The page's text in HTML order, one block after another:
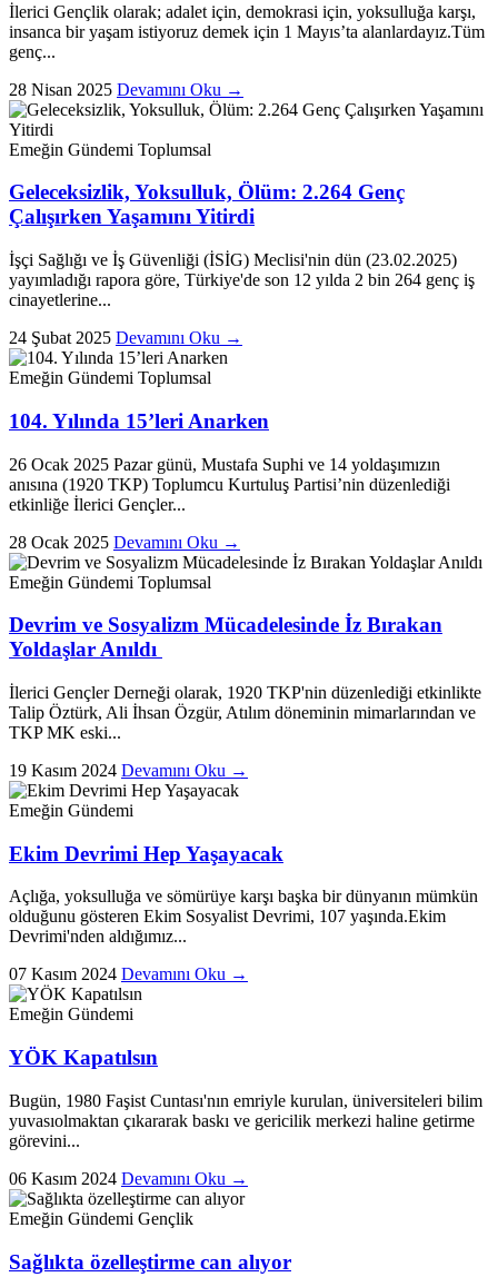
İlerici Gençlik olarak; adalet için, demokrasi için, yoksulluğa karşı,
insanca bir yaşam istiyoruz demek için 1 Mayıs’ta alanlardayız.Tüm
genç...
28 Nisan 2025 Devamını Oku →
Emeğin Gündemi Toplumsal
Geleceksizlik, Yoksulluk, Ölüm: 2.264 Genç
Çalışırken Yaşamını Yitirdi
İşçi Sağlığı ve İş Güvenliği (İSİG) Meclisi'nin dün (23.02.2025)
yayımladığı rapora göre, Türkiye'de son 12 yılda 2 bin 264 genç iş
cinayetlerine...
24 Şubat 2025 Devamını Oku →
Emeğin Gündemi Toplumsal
104. Yılında 15’leri Anarken
26 Ocak 2025 Pazar günü, Mustafa Suphi ve 14 yoldaşımızın
anısına (1920 TKP) Toplumcu Kurtuluş Partisi’nin düzenlediği
etkinliğe İlerici Gençler...
28 Ocak 2025 Devamını Oku →
Emeğin Gündemi Toplumsal
Devrim ve Sosyalizm Mücadelesinde İz Bırakan
Yoldaşlar Anıldı
İlerici Gençler Derneği olarak, 1920 TKP'nin düzenlediği etkinlikte
Talip Öztürk, Ali İhsan Özgür, Atılım döneminin mimarlarından ve
TKP MK eski...
19 Kasım 2024 Devamını Oku →
Emeğin Gündemi
Ekim Devrimi Hep Yaşayacak
Açlığa, yoksulluğa ve sömürüye karşı başka bir dünyanın mümkün
olduğunu gösteren Ekim Sosyalist Devrimi, 107 yaşında.Ekim
Devrimi'nden aldığımız...
07 Kasım 2024 Devamını Oku →
Emeğin Gündemi
YÖK Kapatılsın
Bugün, 1980 Faşist Cuntası'nın emriyle kurulan, üniversiteleri bilim
yuvasıolmaktan çıkararak baskı ve gericilik merkezi haline getirme
görevini...
06 Kasım 2024 Devamını Oku →
Emeğin Gündemi Gençlik
Sağlıkta özelleştirme can alıyor